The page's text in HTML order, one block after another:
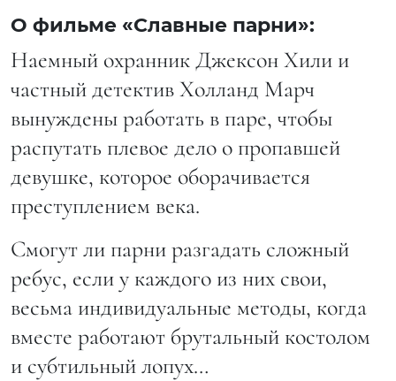
О фильме «Славные парни»:
Наемный охранник Джексон Хили и
частный детектив Холланд Марч
вынуждены работать в паре, чтобы
распутать плевое дело о пропавшей
девушке, которое оборачивается
преступлением века.
Смогут ли парни разгадать сложный
ребус, если у каждого из них свои,
весьма индивидуальные методы, когда
вместе работают брутальный костолом
и субтильный лопух…